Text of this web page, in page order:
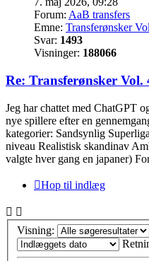
Forum: AaB transfers
Emne: Transferønsker
Svar: 1493
Visninger: 188066
Re: Transferønsker Vol.
Jeg har chattet med ChatGPT
nye spillere efter en
kategorier: Sandsynlig
niveau Realistisk skandinav
valgte hver gang en japaner)
Hop til indlæg
Visning: